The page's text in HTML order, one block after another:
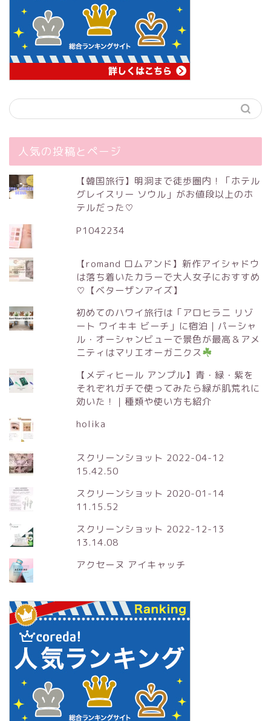
人気の投稿とページ
【韓国旅行】明洞まで徒歩圏内！「ホテル
グレイスリー ソウル」がお値段以上のホ
テルだった♡
P1042234
【romand ロムアンド】新作アイシャドウ
は落ち着いたカラーで大人女子におすすめ
♡【ベターザンアイズ】
初めてのハワイ旅行は「アロヒラニ リゾ
ート ワイキキ ビーチ」に宿泊｜パーシャ
ル・オーシャンビューで景色が最高＆アメ
ニティはマリエオーガニクス
【メディヒール アンプル】青・緑・紫を
それぞれガチで使ってみたら緑が肌荒れに
効いた！｜種類や使い方も紹介
holika
スクリーンショット 2022-04-12
15.42.50
スクリーンショット 2020-01-14
11.15.52
スクリーンショット 2022-12-13
13.14.08
アクセーヌ アイキャッチ